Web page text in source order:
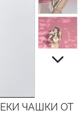
ЧАШКИ ОТ